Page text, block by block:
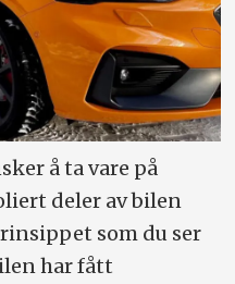
å ta vare på
deler av bilen
som du ser
har fått